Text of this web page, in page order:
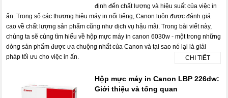
định đến chất lượng và hiệu suất của việc in
ấn. Trong số các thương hiệu máy in nổi tiếng, Canon luôn được đánh giá
cao về chất lượng sản phẩm cũng như dịch vụ hậu mãi. Trong bài viết này,
chúng ta sẽ cùng tìm hiểu về hộp mực máy in canon 6030w - một trong những
dòng sản phẩm được ưa chuộng nhất của Canon và tại sao nó lại là giải
pháp tối ưu cho việc in ấn.
CHI TIẾT
Hộp mực máy in Canon LBP 226dw:
Giới thiệu và tổng quan